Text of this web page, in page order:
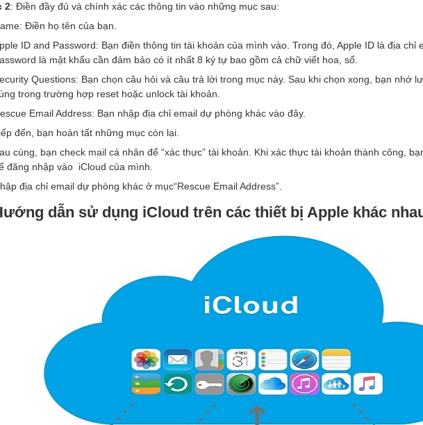
2: Điền đầy đủ và chính xác các thông tin vào những mục sau:
Điền họ tên của bạn.
ID and Password: Bạn điền thông tin tài khoản của mình vào. Trong đó, Apple ID là địa chỉ
là mật khẩu cần đảm bảo có ít nhất 8 ký tự bao gồm cả chữ viết hoa, số.
Questions: Bạn chọn câu hỏi và câu trả lời trong mục này. Sau khi chọn xong, bạn nhớ
trong trường hợp reset hoặc unlock tài khoản.
Email Address: Bạn nhập địa chỉ email dự phòng khác vào đây.
đến, bạn hoàn tất những mục còn lại.
cùng, bạn check mail cá nhân để “xác thực” tài khoản. Khi xác thực tài khoản thành công,
đăng nhập vào iCloud của mình.
địa chỉ email dự phòng khác ở mục“Rescue Email Address”.
dẫn sử dụng iCloud trên các thiết bị Apple khác